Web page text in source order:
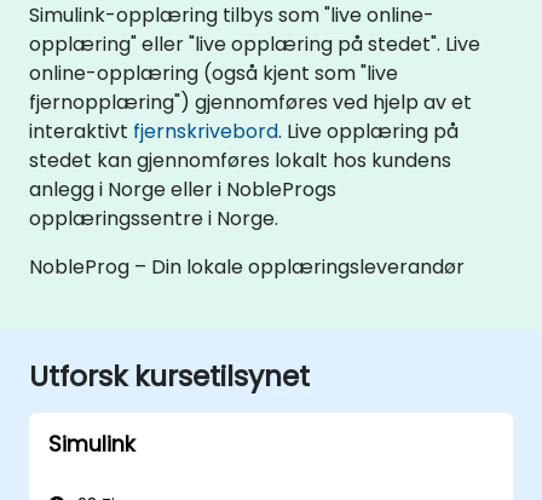
Simulink-opplæring tilbys som "live online-
opplæring" eller "live opplæring på stedet". Live
online-opplæring (også kjent som "live
fjernopplæring") gjennomføres ved hjelp av et
interaktivt fjernskrivebord. Live opplæring på
stedet kan gjennomføres lokalt hos kundens
anlegg i Norge eller i NobleProgs
opplæringssentre i Norge.
NobleProg – Din lokale opplæringsleverandør
Utforsk kursetilsynet
Simulink